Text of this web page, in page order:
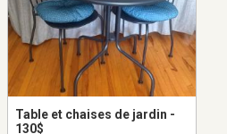
Table et chaises de jardin -
130$